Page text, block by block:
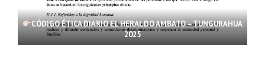
CÓDIGO ÉTICA DIARIO EL HERALDO AMBATO – TUNGURAHUA
2025